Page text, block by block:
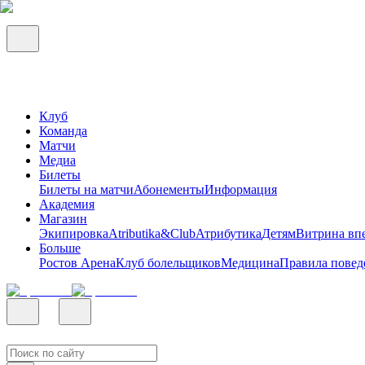
Клуб
Команда
Матчи
Медиа
Билеты
Билеты на матчиАбонементыИнформация
Академия
Магазин
ЭкипировкаAtributika&ClubАтрибутикаДетямВитрина
Больше
Ростов АренаКлуб болельщиковМедицинаПравила